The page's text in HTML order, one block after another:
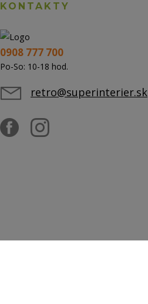
KONTAKTY
0908 777 700
Po-So: 10-18 hod.
retro@superinterier.sk